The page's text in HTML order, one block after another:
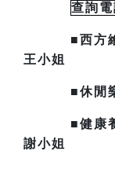
查詢電
■西方
王小姐
■休閒
■健康
謝小姐